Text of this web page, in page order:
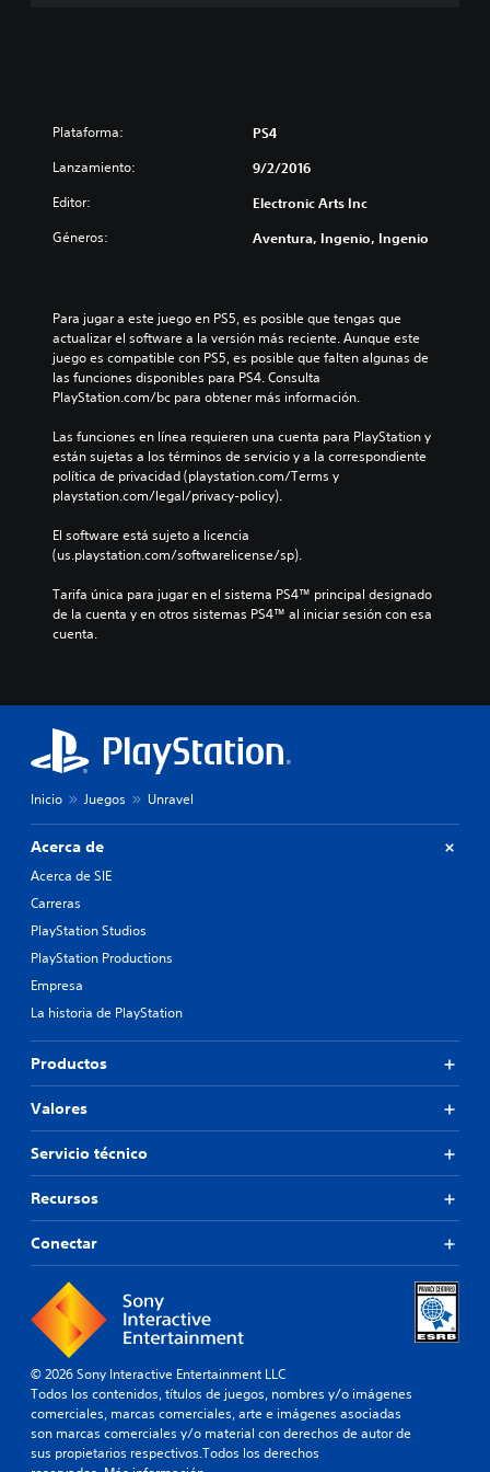
Plataforma: PS4
Lanzamiento: 9/2/2016
Editor: Electronic Arts Inc
Géneros: Aventura, Ingenio, Ingenio
Para jugar a este juego en PS5, es posible que tengas que
actualizar el software a la versión más reciente. Aunque este
juego es compatible con PS5, es posible que falten algunas de
las funciones disponibles para PS4. Consulta
PlayStation.com/bc para obtener más información.
Las funciones en línea requieren una cuenta para PlayStation y
están sujetas a los términos de servicio y a la correspondiente
política de privacidad (playstation.com/Terms y
playstation.com/legal/privacy-policy).
El software está sujeto a licencia
(us.playstation.com/softwarelicense/sp).
Tarifa única para jugar en el sistema PS4™ principal designado
de la cuenta y en otros sistemas PS4™ al iniciar sesión con esa
cuenta.
Inicio Juegos Unravel
Acerca de
Acerca de SIE
Carreras
PlayStation Studios
PlayStation Productions
Empresa
La historia de PlayStation
Productos
Valores
Servicio técnico
Recursos
Conectar
© 2026 Sony Interactive Entertainment LLC
Todos los contenidos, títulos de juegos, nombres y/o imágenes
comerciales, marcas comerciales, arte e imágenes asociadas
son marcas comerciales y/o material con derechos de autor de
sus propietarios respectivos.Todos los derechos